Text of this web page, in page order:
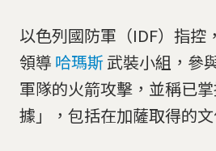
以色列國防軍（IDF）指控
領導 哈瑪斯武裝小組，參
軍隊的火箭攻擊，並稱已
據」，包括在加薩取得的文